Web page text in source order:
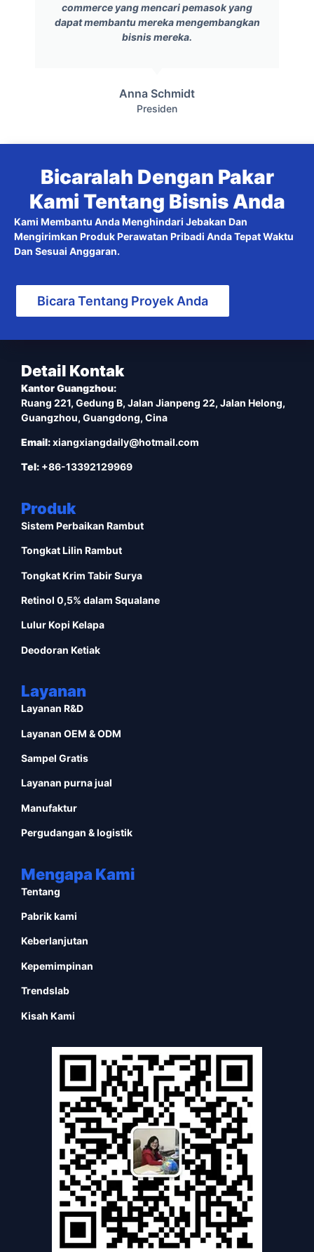
commerce yang mencari pemasok yang
dapat membantu mereka mengembangkan
bisnis mereka.
Anna Schmidt
Presiden
Bicaralah Dengan Pakar
Kami Tentang Bisnis Anda
Kami Membantu Anda Menghindari Jebakan Dan
Mengirimkan Produk Perawatan Pribadi Anda Tepat Waktu
Dan Sesuai Anggaran.
Bicara Tentang Proyek Anda
Detail Kontak
Kantor Guangzhou:
Ruang 221, Gedung B, Jalan Jianpeng 22, Jalan Helong,
Guangzhou, Guangdong, Cina
Email:xiangxiangdaily@hotmail.com
Tel: +86-13392129969
Produk
Sistem Perbaikan Rambut
Tongkat Lilin Rambut
Tongkat Krim Tabir Surya
Retinol 0,5% dalam Squalane
Lulur Kopi Kelapa
Deodoran Ketiak
Layanan
Layanan R&D
Layanan OEM & ODM
Sampel Gratis
Layanan purna jual
Manufaktur
Pergudangan & logistik
Mengapa Kami
Tentang
Pabrik kami
Keberlanjutan
Kepemimpinan
Trendslab
Kisah Kami